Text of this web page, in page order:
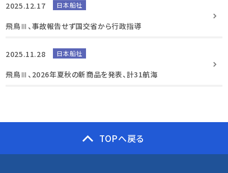
2025.12.17 日本船社
飛鳥Ⅲ、事故報告せず国交省から行政指導
2025.11.28 日本船社
飛鳥Ⅲ、2026年夏秋の新商品を発表、計31航海
TOPへ戻る